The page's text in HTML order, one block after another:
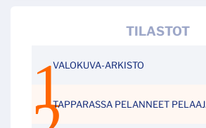
TILASTOT
VALOKUVA-ARKISTO
TAPPARASSA PELANNEET